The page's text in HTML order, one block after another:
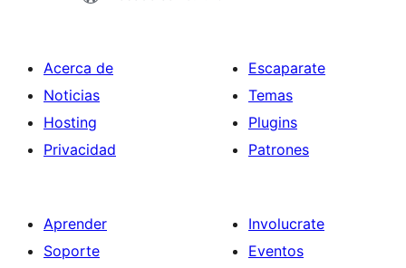
Acerca de
Noticias
Hosting
Privacidad
Escaparate
Temas
Plugins
Patrones
Aprender
Soporte
Involucrate
Eventos